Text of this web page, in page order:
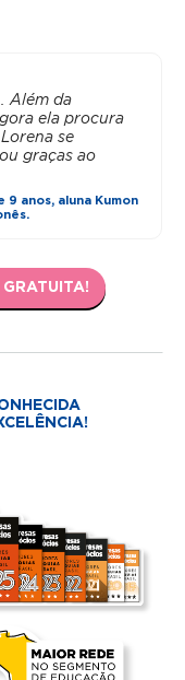
Além da
ela procura
se
graças ao
9 anos, aluna Kumon